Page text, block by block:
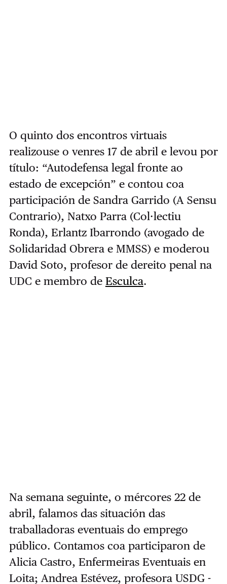
O quinto dos encontros virtuais
realizouse o venres 17 de abril e levou por
título: “Autodefensa legal fronte ao
estado de excepción” e contou coa
participación de Sandra Garrido (A Sensu
Contrario), Natxo Parra (Col·lectiu
Ronda), Erlantz Ibarrondo (avogado de
Solidaridad Obrera e MMSS) e moderou
David Soto, profesor de dereito penal na
UDC e membro de Esculca.
Na semana seguinte, o mércores 22 de
abril, falamos das situación das
traballadoras eventuais do emprego
público. Contamos coa participaron de
Alicia Castro, Enfermeiras Eventuais en
Loita; Andrea Estévez, profesora USDG -